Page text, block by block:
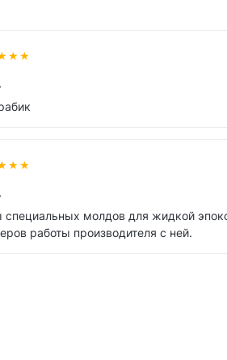
★★
★★
специальных молдов для жидкой
работы производителя с ней.